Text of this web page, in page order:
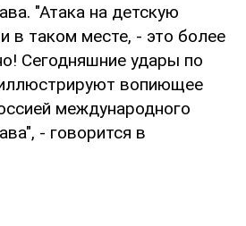
"Атака на детскую
в таком месте, - это более
Сегодняшние удары по
вопиющее
международного
- говорится в